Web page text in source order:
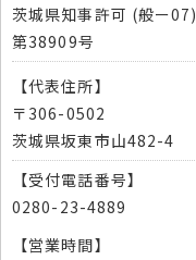
茨城県知事許可 (般ー07)
第38909号
【代表住所】
〒306-0502
茨城県坂東市山482-4
【受付電話番号】
0280-23-4889
【営業時間】